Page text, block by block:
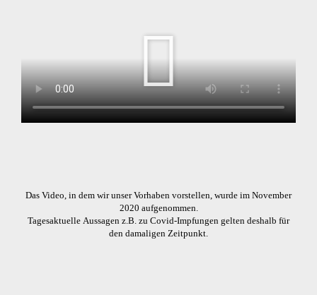
Das Video, in dem wir unser Vorhaben vorstellen, wurde im November
2020 aufgenommen.
Tagesaktuelle Aussagen z.B. zu Covid-Impfungen gelten deshalb für
den damaligen Zeitpunkt.